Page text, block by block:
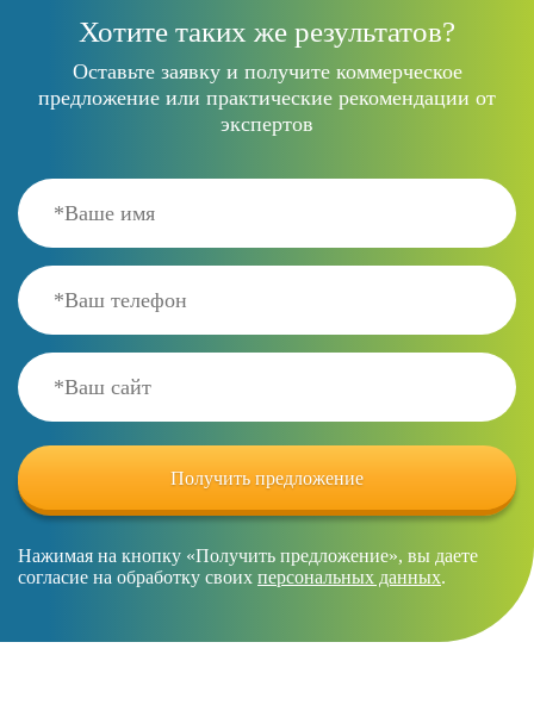
Хотите таких же результатов?
Оставьте заявку и получите коммерческое
предложение или практические рекомендации от
экспертов
Нажимая на кнопку «Получить предложение», вы даете
согласие на обработку своих персональных данных.